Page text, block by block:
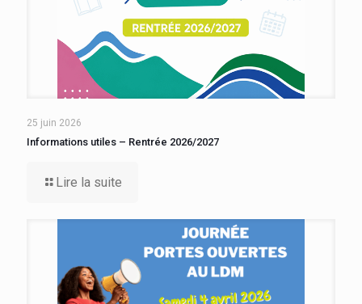
25 juin 2026
Informations utiles – Rentrée 2026/2027
Lire la suite